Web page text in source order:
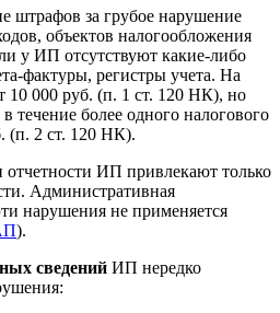
штрафов за грубое нарушение
объектов налогообложения
у ИП отсутствуют какие-либо
фактуры, регистры учета. На
10 000 руб. (п. 1 ст. 120 НК), но
течение более одного налогового
(п. 2 ст. 120 НК).
отчетности ИП привлекают только
Административная
нарушения не применяется
).
сведений ИП нередко